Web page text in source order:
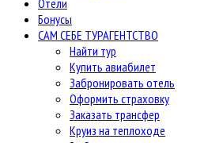
Бонусы
САМ СЕБЕ ТУРАГЕНТСТВО
Найти тур
Купить авиабилет
Забронировать отель
Оформить страховку
Заказать трансфер
Круиз на теплоходе